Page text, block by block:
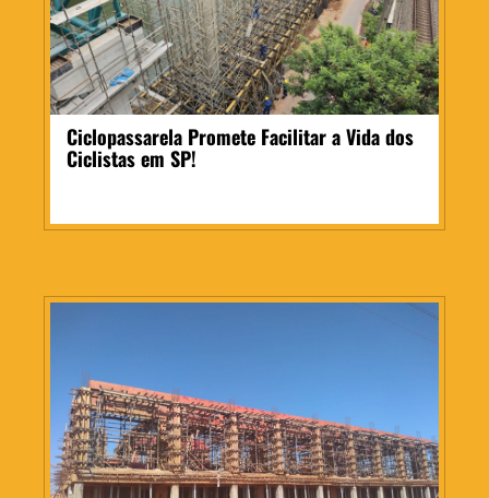
Ciclopassarela Promete Facilitar a Vida dos
Ciclistas em SP!